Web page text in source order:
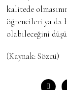
kalitede
öğrencileri ya da
olabileceğini
(Kaynak: Sözcü)